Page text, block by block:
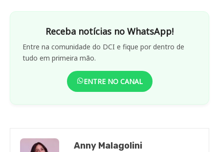
Receba notícias no WhatsApp!
Entre na comunidade do DCI e fique por dentro de
tudo em primeira mão.
ENTRE NO CANAL
Anny Malagolini